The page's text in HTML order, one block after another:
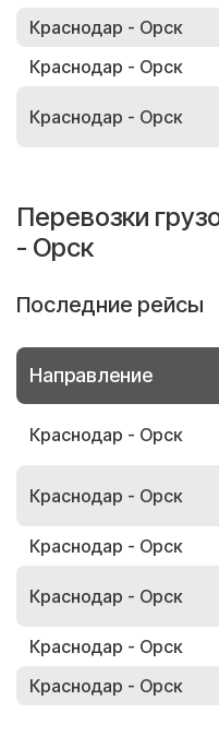
Краснодар - Орск
Краснодар - Орск
Краснодар - Орск
Перевозки
- Орск
Последние рейсы
Направление
Краснодар - Орск
Краснодар - Орск
Краснодар - Орск
Краснодар - Орск
Краснодар - Орск
Краснодар - Орск